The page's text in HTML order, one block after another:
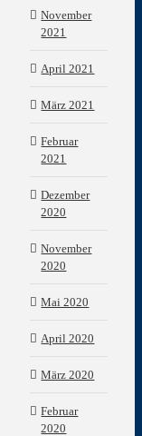
November
2021
April 2021
März 2021
Februar
2021
Dezember
2020
November
2020
Mai 2020
April 2020
März 2020
Februar
2020